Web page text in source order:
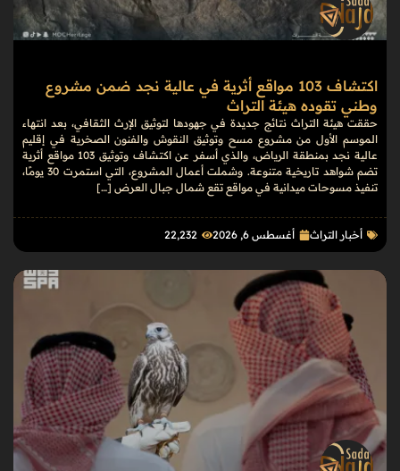
اكتشاف 103 مواقع أثرية في عالية نجد ضمن مشروع
وطني تقوده هيئة التراث
حققت هيئة التراث نتائج جديدة في جهودها لتوثيق الإرث الثقافي، بعد انتهاء
الموسم الأول من مشروع مسح وتوثيق النقوش والفنون الصخرية في إقليم
عالية نجد بمنطقة الرياض، والذي أسفر عن اكتشاف وتوثيق 103 مواقع أثرية
تضم شواهد تاريخية متنوعة. وشملت أعمال المشروع، التي استمرت 30 يومًا،
تنفيذ مسوحات ميدانية في مواقع تقع شمال جبال العرض […]
أخبار التراث أغسطس 6, 2026 22٬232